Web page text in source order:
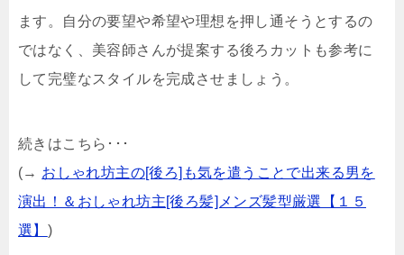
ます。自分の要望や希望や理想を押し通そうとするの
ではなく、美容師さんが提案する後ろカットも参考に
して完璧なスタイルを完成させましょう。
続きはこちら･･･
(→ おしゃれ坊主の[後ろ]も気を遣うことで出来る男を
演出！＆おしゃれ坊主[後ろ髪]メンズ髪型厳選【１５
選】 )